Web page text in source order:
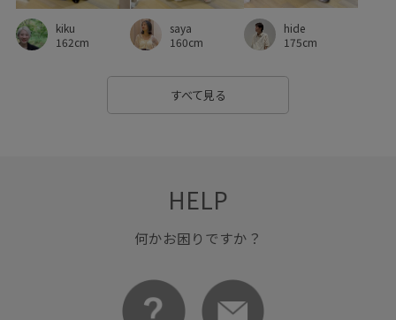
kiku
162cm
saya
160cm
hide
175cm
すべて見る
HELP
何かお困りですか？